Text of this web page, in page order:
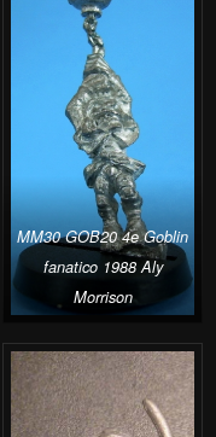
MM30 GOB20 4e Goblin
fanatico 1988 Aly
Morrison